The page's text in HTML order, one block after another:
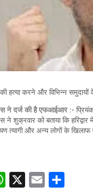
की हत्या करने और विभिन्न
ने दर्ज की है एफआईआर :-
ने शुक्रवार को बताया कि
त्यागी और अन्य लोगों के
W X
E